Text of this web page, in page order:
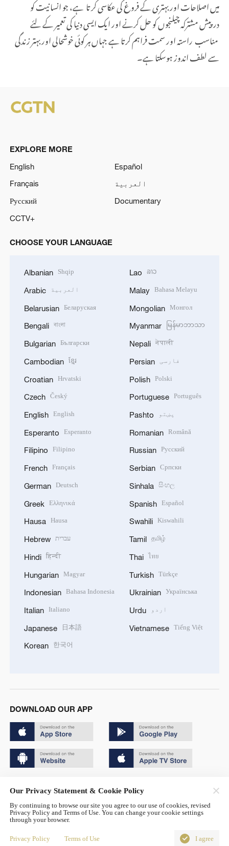
میں اصلاحات اور بہتری کے فروغ کی عکاسی کر تا ہے، جو انسانیت کو
درپیش مشترکہ چیلنجوں کو حل کرنے اور ایک ایسی دنیا کی تعمیر کے لئے
مناسب راستہ اور سمت فراہم کرتا ہے جہاں ہر کوئی خوشحالی اور بہتر زندگی
سے لطف اندوز ہوسکتا ہے۔
EXPLORE MORE
English
Español
Français
العربية
Русский
Documentary
CCTV+
CHOOSE YOUR LANGUAGE
Albanian Shqip
Arabic العربية
Belarusian Беларуская
Bengali বাংলা
Bulgarian Български
Cambodian ខ្មែរ
Croatian Hrvatski
Czech Český
English English
Esperanto Esperanto
Filipino Filipino
French Français
German Deutsch
Greek Ελληνικά
Hausa Hausa
Hebrew עברית
Hindi हिन्दी
Hungarian Magyar
Indonesian Bahasa Indonesia
Italian Italiano
Japanese 日本語
Korean 한국어
Lao ລາວ
Malay Bahasa Melayu
Mongolian Монгол
Myanmar မြန်မာဘာသာ
Nepali नेपाली
Persian فارسی
Polish Polski
Portuguese Português
Pashto پښتو
Romanian Română
Russian Русский
Serbian Српски
Sinhala සිංහල
Spanish Español
Swahili Kiswahili
Tamil தமிழ்
Thai ไทย
Turkish Türkçe
Ukrainian Українська
Urdu اردو
Vietnamese Tiếng Việt
DOWNLOAD OUR APP
京公网安备 11010502050052号
Disinformation report hotline: 010-85061466
Our Privacy Statement & Cookie Policy
By continuing to browse our site you agree to our use of cookies, revised
Privacy Policy and Terms of Use. You can change your cookie settings
through your browser.
Privacy Policy Terms of Use I agree